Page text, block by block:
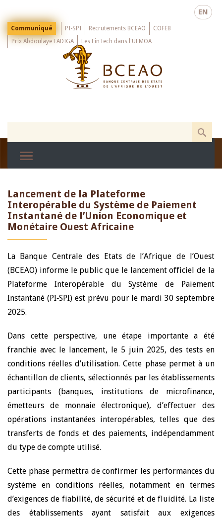
main
EN
Menu
Top
Communiqué PI-SPI Recrutements BCEAO
COFEB
Prix Abdoulaye FADIGA
Les FinTech dans l'UEMOA
Lancement de la Plateforme
Interopérable du Système de Paiement
Instantané de l’Union Economique et
Monétaire Ouest Africaine
La Banque Centrale des Etats de l’Afrique de l’Ouest
(BCEAO) informe le public que le lancement officiel de la
Plateforme Interopérable du Système de Paiement
Instantané (PI‑SPI) est prévu pour le mardi 30 septembre
2025.
Dans cette perspective, une étape importante a été
franchie avec le lancement, le 5 juin 2025, des tests en
conditions réelles d’utilisation. Cette phase permet à un
échantillon de clients, sélectionnés par les établissements
participants (banques, institutions de microfinance,
émetteurs de monnaie électronique), d’effectuer des
opérations instantanées interopérables, telles que des
transferts de fonds et des paiements, indépendamment
du type de compte utilisé.
Cette phase permettra de confirmer les performances du
système en conditions réelles, notamment en termes
d’exigences de fiabilité, de sécurité et de fluidité. La liste
des établissements ayant satisfait aux exigences